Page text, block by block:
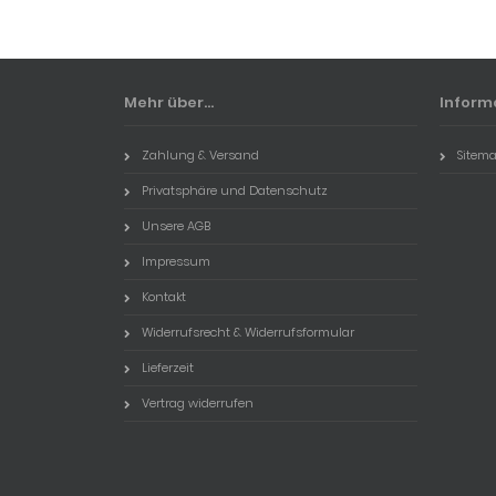
Mehr über...
Zahlung & Versand
Privatsphäre und Datenschutz
Unsere AGB
Impressum
Kontakt
Widerrufsrecht & Widerrufsformular
Lieferzeit
Vertrag widerrufen